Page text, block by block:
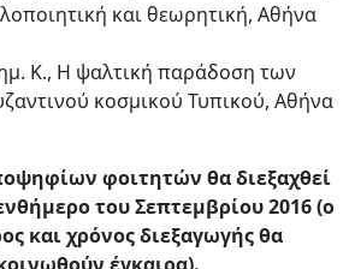
και θεωρητική, Αθήνα
Κ., Η ψαλτική παράδοση των
κοσμικού Τυπικού, Αθήνα
φοιτητών θα διεξαχθεί
του Σεπτεμβρίου 2016 (ο
και χρόνος διεξαγωγής θα